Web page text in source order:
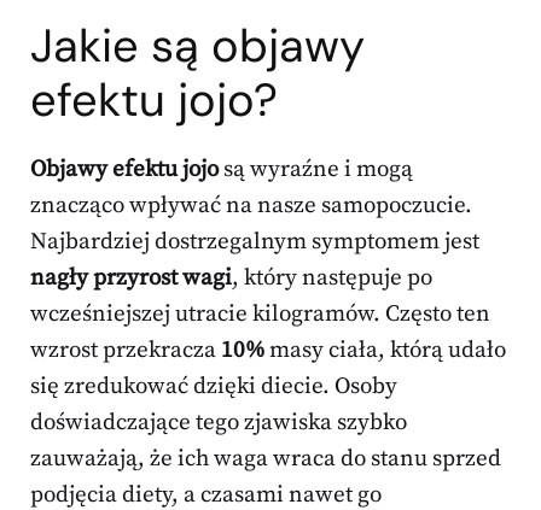
Jakie są objawy
efektu jojo?
Objawy efektu jojosą wyraźne i mogą
znacząco wpływać na nasze samopoczucie.
Najbardziej dostrzegalnym symptomem jest
nagły przyrost wagi, który następuje po
wcześniejszej utracie kilogramów. Często ten
wzrost przekracza 10%masy ciała, którą udało
się zredukować dzięki diecie. Osoby
doświadczające tego zjawiska szybko
zauważają, że ich waga wraca do stanu sprzed
podjęcia diety, a czasami nawet go